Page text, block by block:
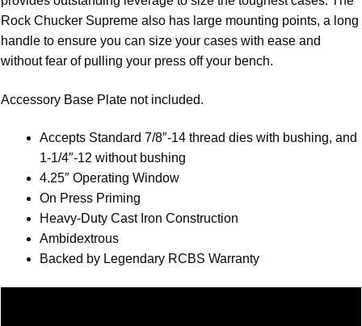
Rock Chucker Supreme also has large mounting points, a long
handle to ensure you can size your cases with ease and
without fear of pulling your press off your bench.
Accessory Base Plate not included.
Accepts Standard 7/8″-14 thread dies with bushing, and
1-1/4″-12 without bushing
4.25″ Operating Window
On Press Priming
Heavy-Duty Cast Iron Construction
Ambidextrous
Backed by Legendary RCBS Warranty